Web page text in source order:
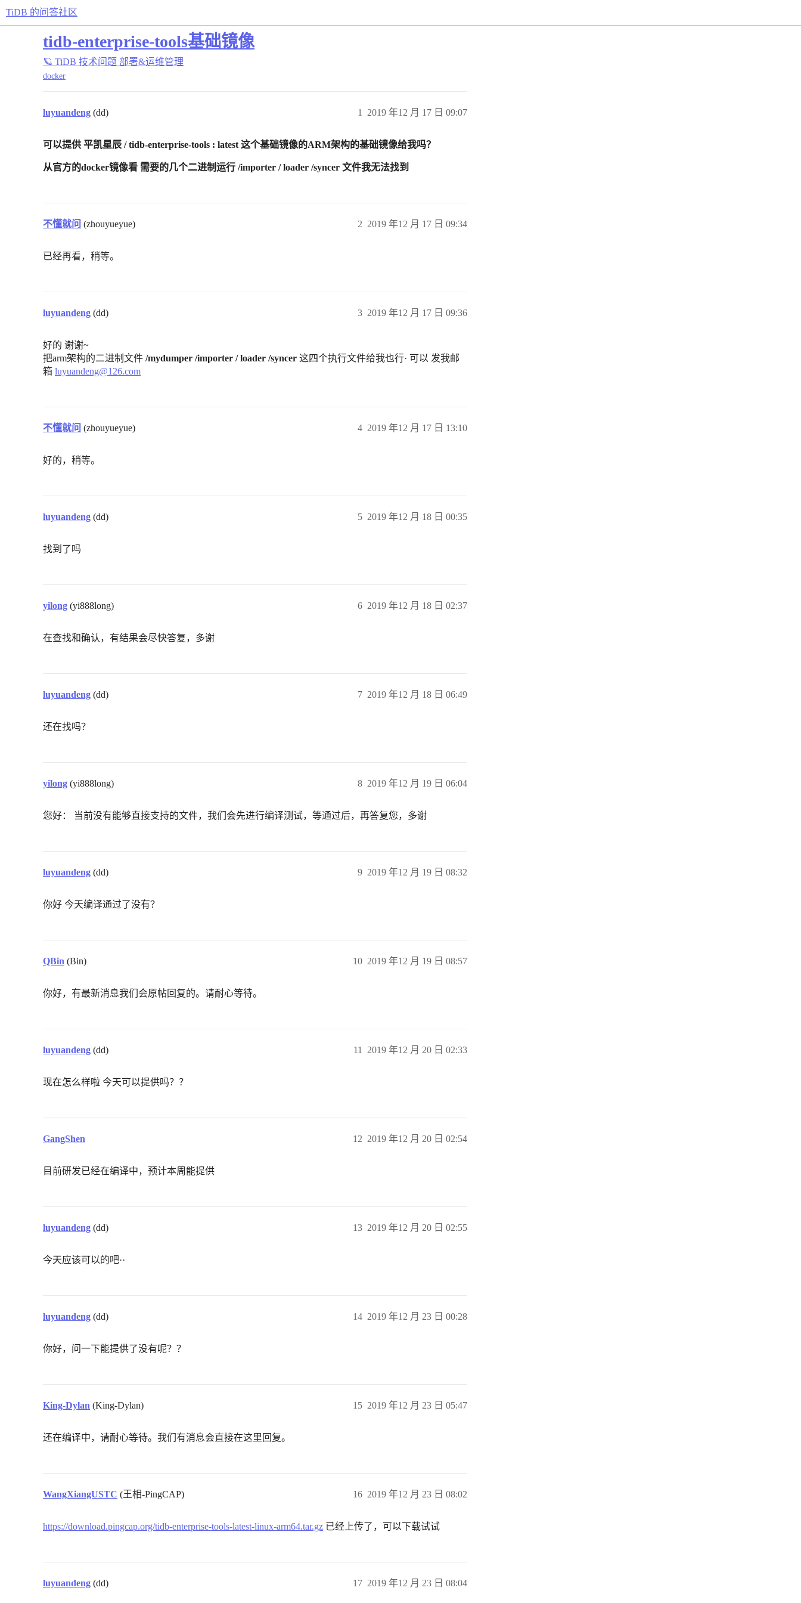
TiDB 的问答社区
tidb-enterprise-tools基础镜像
🪐 TiDB 技术问题 部署&运维管理
docker
luyuandeng (dd) 2019 年12 月 17 日 09:07
1
可以提供 平凯星辰 / tidb-enterprise-tools : latest 这个基础镜像的ARM架构的基础镜像给我吗？
从官方的docker镜像看 需要的几个二进制运行 /importer / loader /syncer 文件我无法找到
不懂就问 (zhouyueyue) 2019 年12 月 17 日 09:34
2
已经再看，稍等。
luyuandeng (dd) 2019 年12 月 17 日 09:36
3
好的 谢谢~
把arm架构的二进制文件 /mydumper /importer / loader /syncer 这四个执行文件给我也行· 可以 发我邮
箱 luyuandeng@126.com
不懂就问 (zhouyueyue) 2019 年12 月 17 日 13:10
4
好的，稍等。
luyuandeng (dd) 2019 年12 月 18 日 00:35
5
找到了吗
yilong (yi888long) 2019 年12 月 18 日 02:37
6
在查找和确认，有结果会尽快答复，多谢
luyuandeng (dd) 2019 年12 月 18 日 06:49
7
还在找吗？
yilong (yi888long) 2019 年12 月 19 日 06:04
8
您好： 当前没有能够直接支持的文件，我们会先进行编译测试，等通过后，再答复您，多谢
luyuandeng (dd) 2019 年12 月 19 日 08:32
9
你好 今天编译通过了没有？
QBin (Bin) 2019 年12 月 19 日 08:57
10
你好，有最新消息我们会原帖回复的。请耐心等待。
luyuandeng (dd) 2019 年12 月 20 日 02:33
11
现在怎么样啦 今天可以提供吗？？
GangShen 2019 年12 月 20 日 02:54
12
目前研发已经在编译中，预计本周能提供
luyuandeng (dd) 2019 年12 月 20 日 02:55
13
今天应该可以的吧··
luyuandeng (dd) 2019 年12 月 23 日 00:28
14
你好，问一下能提供了没有呢？？
King-Dylan (King-Dylan) 2019 年12 月 23 日 05:47
15
还在编译中，请耐心等待。我们有消息会直接在这里回复。
WangXiangUSTC (王相-PingCAP) 2019 年12 月 23 日 08:02
16
https://download.pingcap.org/tidb-enterprise-tools-latest-linux-arm64.tar.gz 已经上传了，可以下载试试
luyuandeng (dd) 2019 年12 月 23 日 08:04
17